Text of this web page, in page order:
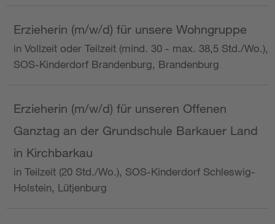
Erzieherin (m/w/d) für unsere Wohngruppe
in Vollzeit oder Teilzeit (mind. 30 - max. 38,5 Std./Wo.),
SOS-Kinderdorf Brandenburg, Brandenburg
Erzieherin (m/w/d) für unseren Offenen
Ganztag an der Grundschule Barkauer Land
in Kirchbarkau
in Teilzeit (20 Std./Wo.), SOS-Kinderdorf Schleswig-
Holstein, Lütjenburg